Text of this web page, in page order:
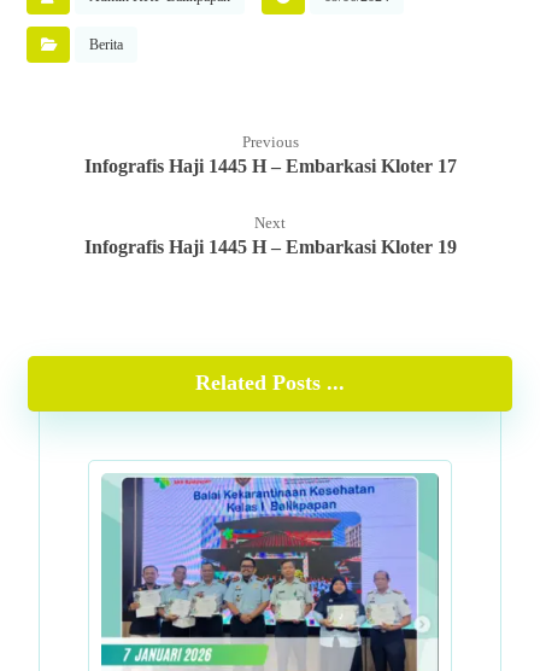
Berita
Previous
Infografis Haji 1445 H – Embarkasi Kloter 17
Next
Infografis Haji 1445 H – Embarkasi Kloter 19
Related Posts ...